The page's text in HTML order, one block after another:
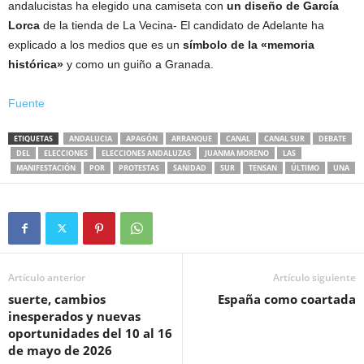
andalucistas ha elegido una camiseta con un diseño de García
Lorca de la tienda de La Vecina- El candidato de Adelante ha
explicado a los medios que es un símbolo de la «memoria
histórica» y como un guiño a Granada.
Fuente
ETIQUETAS ANDALUCIA APAGÓN ARRANQUE CANAL CANAL SUR
DEBATE
DEL
ELECCIONES ELECCIONES ANDALUZAS JUANMA MORENO
LAS
MANIFESTACIÓN
POR PROTESTAS SANIDAD SUR TENSAN ÚLTIMO UNA
Artículo anterior
suerte, cambios
inesperados y nuevas
oportunidades del 10 al 16
de mayo de 2026
Artículo siguiente
España como coartada